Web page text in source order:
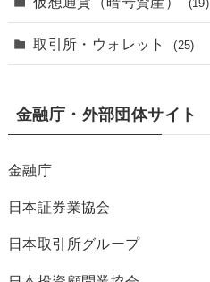
(19)
取引所・ウォレット (25)
金融庁・外部団体サイト
金融庁
日本証券業協会
日本取引所グループ